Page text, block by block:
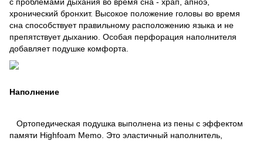
хронический бронхит. Высокое положение головы во время
сна способствует правильному расположению языка и не
препятствует дыханию. Особая перфорация наполнителя
добавляет подушке комфорта.
Наполнение
Ортопедическая подушка выполнена из пены с эффектом
памяти Highfoam Memo. Это эластичный наполнитель,